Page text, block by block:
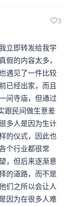
3
立即转发给我学
假的内容太多，
遇见了一件比较
已经出家，而且
间寺庙，但通过
跟民间做生意差
多人是因为生计
的仪式，因此也
个行业都很常
，但后来逐渐意
的道路，而不是
们之所以会让人
因为在很多人难